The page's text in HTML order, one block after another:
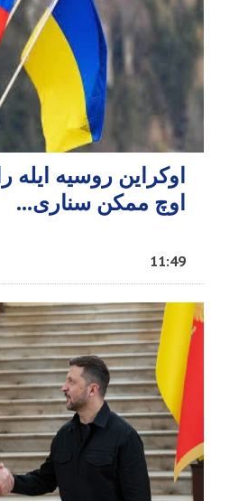
اوکراین روسیه ایله
اوچ ممکن سناری...
11:49